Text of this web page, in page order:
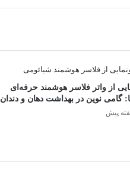
از واتر فلاسر هوشمند حرفه‌ای
گامی نوین در بهداشت دهان و دندان